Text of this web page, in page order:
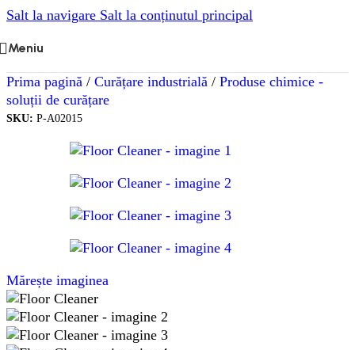
Salt la navigare Salt la conținutul principal
Meniu
Prima pagină / Curățare industrială / Produse chimice -
soluții de curățare
SKU: P-A02015
Mărește imaginea